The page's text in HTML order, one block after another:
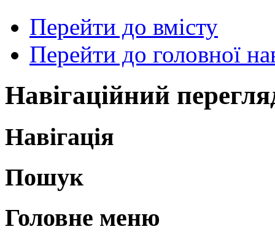
Перейти до вмісту
Перейти до головної
Навігаційний
Навігація
Пошук
Головне меню